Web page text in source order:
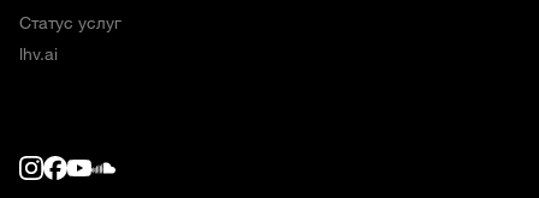
Статус услуг
lhv.ai